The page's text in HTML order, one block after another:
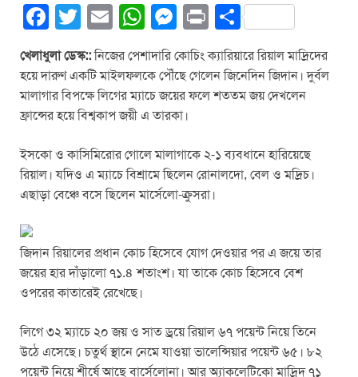
F
a
c
e
b
o
o
k
T
wi
tt
er
E
m
ail
W
h
at
s
A
p
p
M
e
ss
e
n
g
er
Pr
in
t
S
h
ar
e
খেলাধুলা ডেস্ক::নিজের পেশাদারি কোচিং ক্যারিয়ারে রিয়াল মাদ্রিদের
হয়ে দারুণ একটি মাইলফলকে পৌঁছে গেলেন জিনেদিন জিদান। দুর্বল
মালাগার বিপক্ষে লিগের ম্যাচে জয়ের ফলে শততম জয় দেখলেন
ফ্রান্সের হয়ে বিশ্বকাপ জয়ী এ তারকা।
ইসকো ও কাসিমিরোর গোলে মালাগাকে ২-১ ব্যবধানে হারিয়েছে
রিয়াল। যদিও এ ম্যাচে বিশ্রামে ছিলেন রোনালদো, বেল ও মদ্রিচ।
এছাড়া বেঞ্চে বসে ছিলেন মার্সেলো-ক্রুসরা।
জিদান রিয়ালের প্রধান কোচ হিসেবে যোগ দেওয়ার পর এ জয়ে তার
জয়ের হার দাঁড়ালো ৭১.৪ শতাংশ। যা তাকে কোচ হিসেবে বেশ
ওপরের কাতারেই রেখেছে।
লিগে ৩২ ম্যাচে ২০ জয় ও সাত ড্রয়ে রিয়াল ৬৭ পয়েন্ট নিয়ে তিনে
উঠে এসেছে। চতুর্থ স্থানে নেমে যাওয়া ভালেন্সিয়ার পয়েন্ট ৬৫। ৮২
পয়েন্ট নিয়ে শীর্ষে আছে বার্সেলোনা। আর অ্যাকলেটিকো মাদ্রিদ ৭১